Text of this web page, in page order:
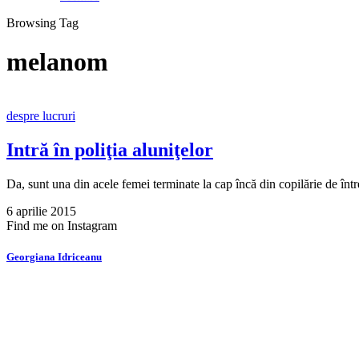
Browsing Tag
melanom
despre lucruri
Intră în poliţia aluniţelor
Da, sunt una din acele femei terminate la cap încă din copilărie de
6 aprilie 2015
Find me on Instagram
Georgiana Idriceanu